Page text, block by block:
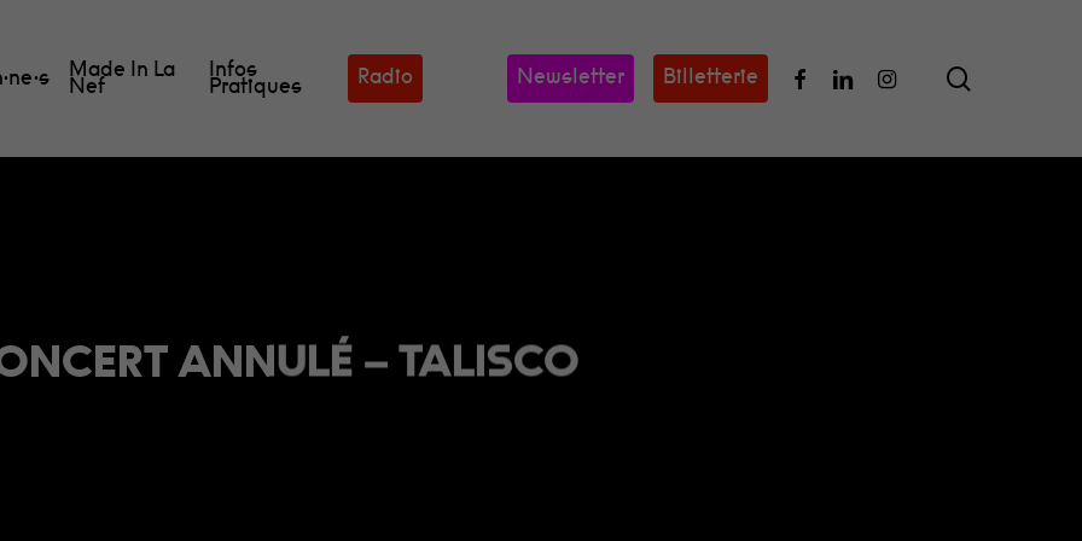
Made In La
Nef
Infos
Pratiques Radio Newsletter Billetterie FacebookLinkedinInstagram
ANNULÉ – TALISCO